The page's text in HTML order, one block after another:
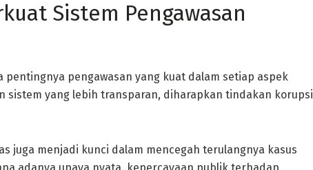
Sistem Pengawasan
pengawasan yang kuat dalam setiap aspek
sistem yang lebih transparan, diharapkan tindakan korupsi
juga menjadi kunci dalam mencegah terulangnya kasus
adanya upaya nyata, kepercayaan publik terhadap